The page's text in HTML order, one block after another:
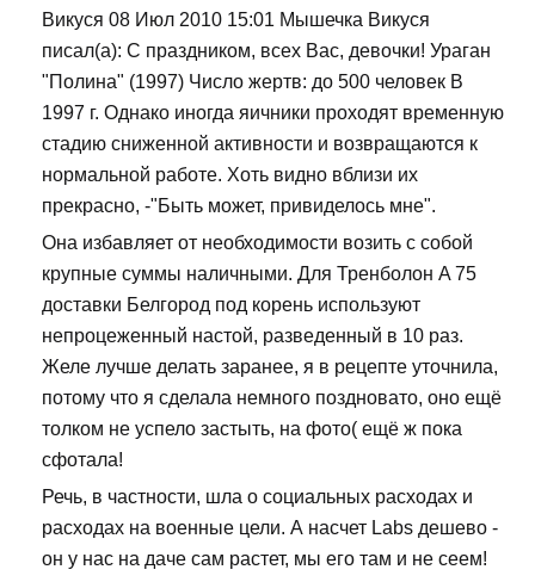
Викуся 08 Июл 2010 15:01 Мышечка Викуся
писал(а): С праздником, всех Вас, девочки! Ураган
"Полина" (1997) Число жертв: до 500 человек В
1997 г. Однако иногда яичники проходят временную
стадию сниженной активности и возвращаются к
нормальной работе. Хоть видно вблизи их
прекрасно, -"Быть может, привиделось мне".
Она избавляет от необходимости возить с собой
крупные суммы наличными. Для Тренболон A 75
доставки Белгород под корень используют
непроцеженный настой, разведенный в 10 раз.
Желе лучше делать заранее, я в рецепте уточнила,
потому что я сделала немного поздновато, оно ещё
толком не успело застыть, на фото( ещё ж пока
сфотала!
Речь, в частности, шла о социальных расходах и
расходах на военные цели. А насчет Labs дешево -
он у нас на даче сам растет, мы его там и не сеем!